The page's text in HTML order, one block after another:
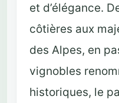
et d’élégance.
côtières aux
des Alpes, en
vignobles
historiques, le